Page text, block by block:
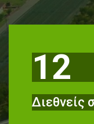
1995
1998
Νέος
12
Διεθνείς